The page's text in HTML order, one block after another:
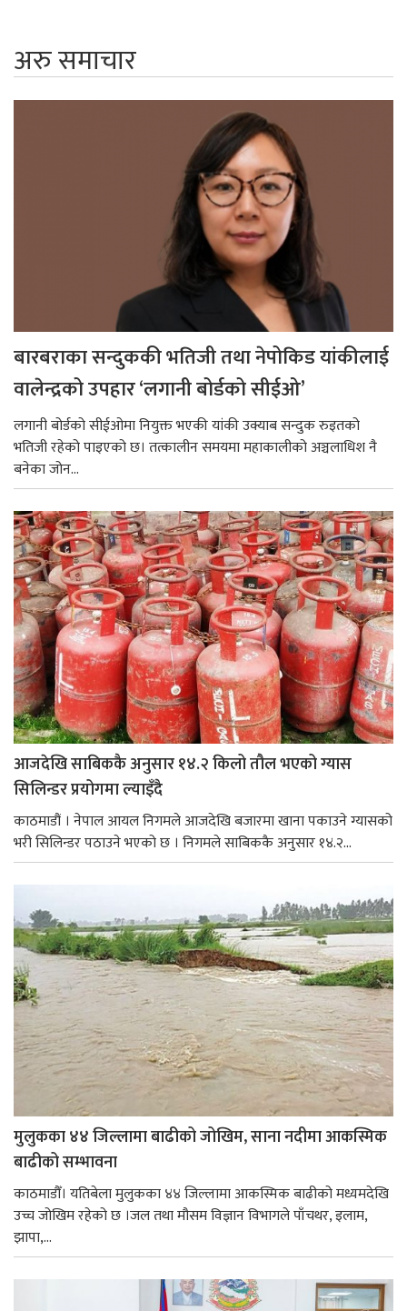
अरु समाचार
बारबराका सन्दुककी भतिजी तथा नेपोकिड यांकीलाई
वालेन्द्रको उपहार ‘लगानी बोर्डको सीईओ’
लगानी बोर्डको सीईओमा नियुक्त भएकी यांकी उक्याब सन्दुक रुइतको
भतिजी रहेको पाइएको छ। तत्कालीन समयमा महाकालीको अञ्चलाधिश नै
बनेका जोन...
आजदेखि साबिककै अनुसार १४.२ किलो तौल भएको ग्यास
सिलिन्डर प्रयोगमा ल्याइँदै
काठमाडौं । नेपाल आयल निगमले आजदेखि बजारमा खाना पकाउने ग्यासको
भरी सिलिन्डर पठाउने भएको छ । निगमले साबिककै अनुसार १४.२...
मुलुकका ४४ जिल्लामा बाढीको जोखिम, साना नदीमा आकस्मिक
बाढीको सम्भावना
काठमाडौँ। यतिबेला मुलुकका ४४ जिल्लामा आकस्मिक बाढीको मध्यमदेखि
उच्च जोखिम रहेको छ ।जल तथा मौसम विज्ञान विभागले पाँचथर, इलाम,
झापा,...